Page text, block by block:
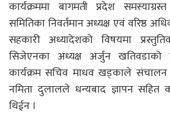
कार्यक्रममा बागमती प्रदेश
समितिका निवर्तमान अध्यक्ष एवं वरिष्ठ
सहकारी अध्यादेशको विषयमा
सिजेएनका अध्यक्ष अर्जुन खतिवडाको
कार्यक्रम सचिव माधव खड्काले संचालन
नमिता दुलालले धन्यबाद ज्ञापन सहित
थिईन ।